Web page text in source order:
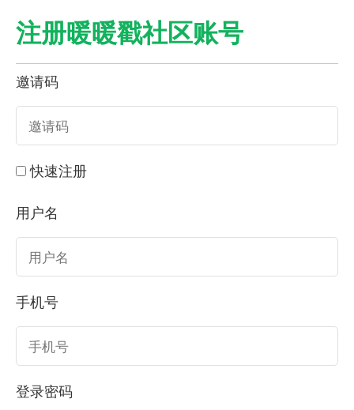
注册暖暖戳社区账号
邀请码
快速注册
用户名
手机号
登录密码